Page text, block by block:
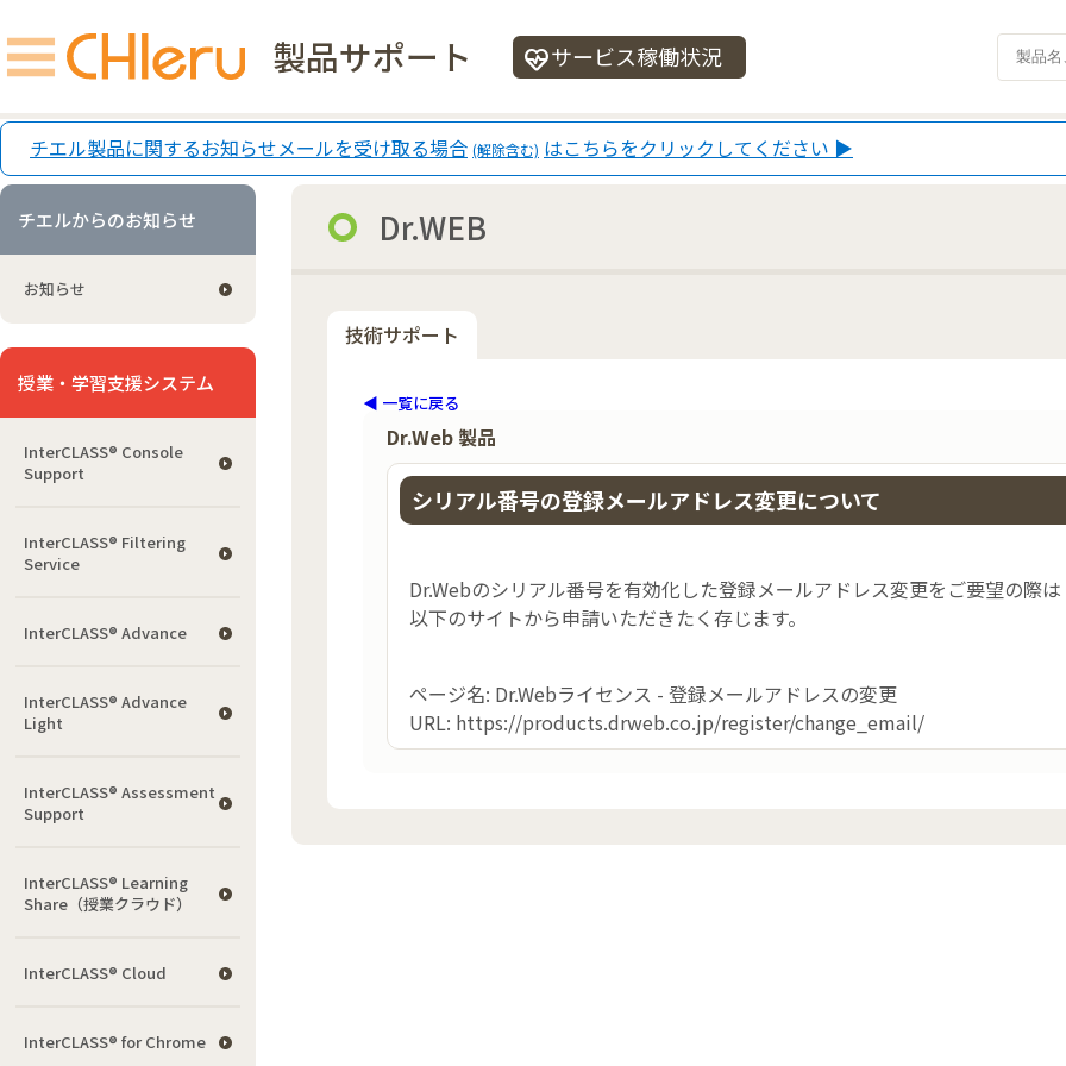
製品サポート ecg_heartサービス稼働状況
チエル製品に関するお知らせメールを受け取る場合 (解除含む) はこちらをクリックしてください ▶
チエルからのお知らせ
お知らせ
授業・学習支援システム
InterCLASS®︎ Console
Support
InterCLASS®︎ Filtering
Service
InterCLASS® Advance
InterCLASS® Advance
Light
InterCLASS®︎ Assessment
Support
InterCLASS® Learning
Share（授業クラウド）
InterCLASS® Cloud
InterCLASS®︎ for Chrome
Dr.WEB
技術サポート
◀ 一覧に戻る
Dr.Web 製品
シリアル番号の登録メールアドレス変更について
Dr.Webのシリアル番号を有効化した登録メールアドレス変更をご要望の際は
以下のサイトから申請いただきたく存じます。
ページ名: Dr.Webライセンス - 登録メールアドレスの変更
URL: https://products.drweb.co.jp/register/change_email/